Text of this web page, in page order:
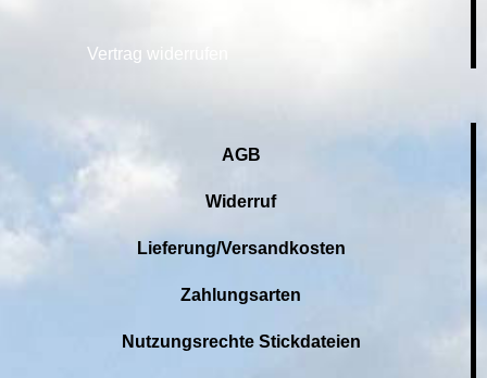
Vertrag widerrufen
AGB
Widerruf
Lieferung/Versandkosten
Zahlungsarten
Nutzungsrechte Stickdateien